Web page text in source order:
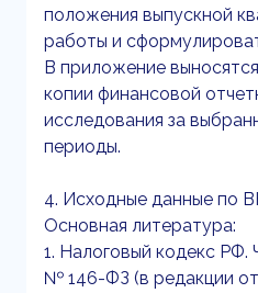
положения выпускной
работы и
В приложение
копии финансовой
исследования за
периоды.
4. Исходные данные по
Основная литература:
1. Налоговый кодекс РФ.
№ 146-ФЗ (в редакции от